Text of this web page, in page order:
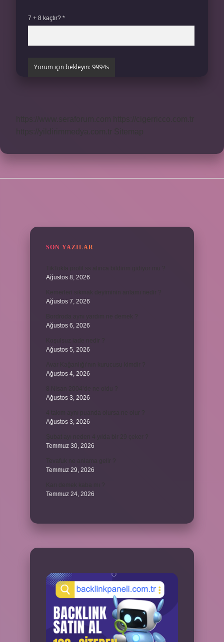
7 + 8 kaçtır? *
SON YAZILAR
Ağustos 8, 2026
Ağustos 7, 2026
Ağustos 6, 2026
Ağustos 5, 2026
Ağustos 4, 2026
Ağustos 3, 2026
Ağustos 3, 2026
Temmuz 30, 2026
Temmuz 29, 2026
Temmuz 24, 2026